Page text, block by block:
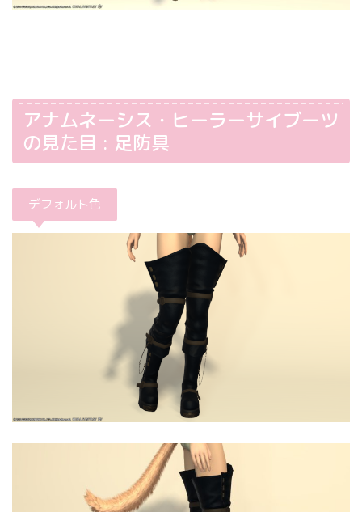
アナムネーシス・ヒーラーサイブーツ
の見た目 : 足防具
デフォルト色